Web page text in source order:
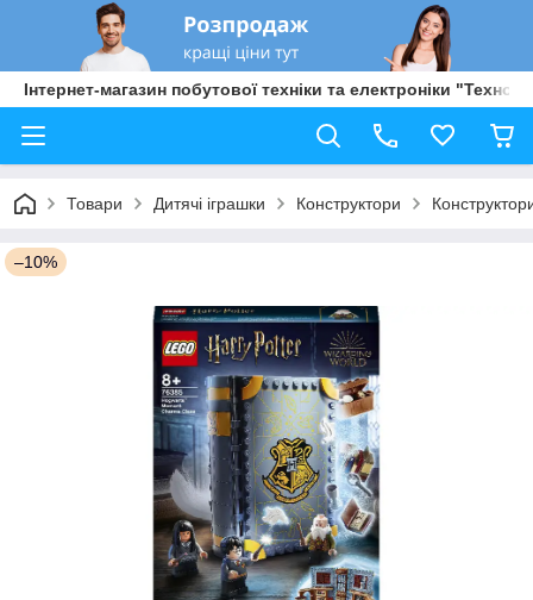
Інтернет-магазин побутової техніки та електроніки "Техно
Товари Дитячі іграшки Конструктори
–10%